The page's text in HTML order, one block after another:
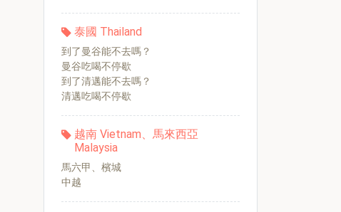
泰國 Thailand
到了曼谷能不去嗎？
曼谷吃喝不停歇
到了清邁能不去嗎？
清邁吃喝不停歇
越南 Vietnam、馬來西亞
Malaysia
馬六甲、檳城
中越